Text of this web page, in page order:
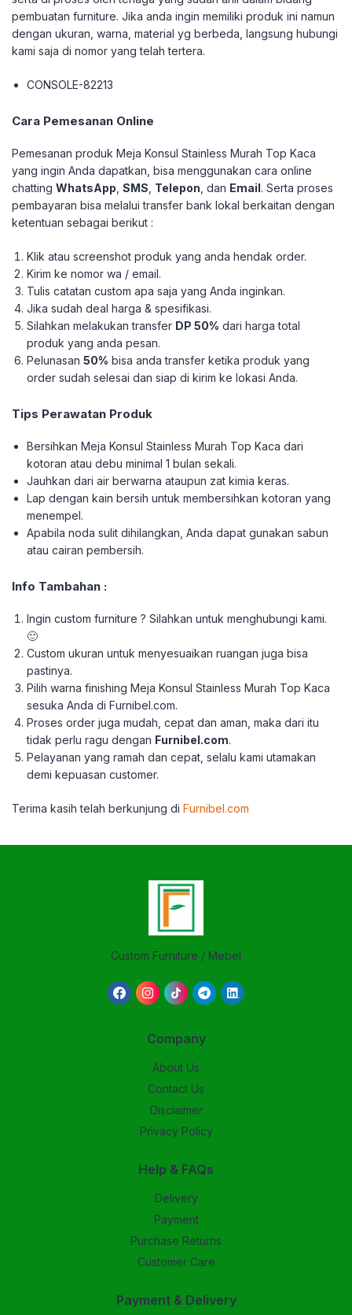
pembuatan furniture. Jika anda ingin memiliki produk ini namun
dengan ukuran, warna, material yg berbeda, langsung hubungi
kami saja di nomor yang telah tertera.
CONSOLE-82213
Cara Pemesanan Online
Pemesanan produk Meja Konsul Stainless Murah Top Kaca
yang ingin Anda dapatkan, bisa menggunakan cara online
chatting WhatsApp SMS Telepon , dan Email. Serta proses
pembayaran bisa melalui transfer bank lokal berkaitan dengan
ketentuan sebagai berikut :
Klik atau screenshot produk yang anda hendak order.
Kirim ke nomor wa / email.
Tulis catatan custom apa saja yang Anda inginkan.
Jika sudah deal harga & spesifikasi.
Silahkan melakukan transfer DP 50% dari harga total
produk yang anda pesan.
Pelunasan50% bisa anda transfer ketika produk yang
order sudah selesai dan siap di kirim ke lokasi Anda.
Tips Perawatan Produk
Bersihkan Meja Konsul Stainless Murah Top Kaca dari
kotoran atau debu minimal 1 bulan sekali.
Jauhkan dari air berwarna ataupun zat kimia keras.
Lap dengan kain bersih untuk membersihkan kotoran yang
menempel.
Apabila noda sulit dihilangkan, Anda dapat gunakan sabun
atau cairan pembersih.
Info Tambahan :
Ingin custom furniture ? Silahkan untuk menghubungi kami.
🙂
Custom ukuran untuk menyesuaikan ruangan juga bisa
pastinya.
Pilih warna finishing Meja Konsul Stainless Murah Top Kaca
sesuka Anda di Furnibel.com.
Proses order juga mudah, cepat dan aman, maka dari itu
tidak perlu ragu dengan Furnibel.com.
Pelayanan yang ramah dan cepat, selalu kami utamakan
demi kepuasan customer.
Terima kasih telah berkunjung di Furnibel.com
Custom Furniture / Mebel
Company
About Us
Contact Us
Disclaimer
Privacy Policy
Help & FAQs
Delivery
Payment
Purchase Returns
Customer Care
Payment & Delivery